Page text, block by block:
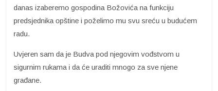
danas izaberemo gospodina Božovića na funkciju
predsjednika opštine i poželimo mu svu sreću u budućem
radu.
Uvjeren sam da je Budva pod njegovim vođstvom u
sigurnim rukama i da će uraditi mnogo za sve njene
građane.